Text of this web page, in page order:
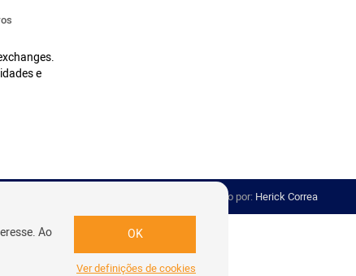
e
Desenvolvido por: Herick Correa
Ao
OK
Ver definições de cookies